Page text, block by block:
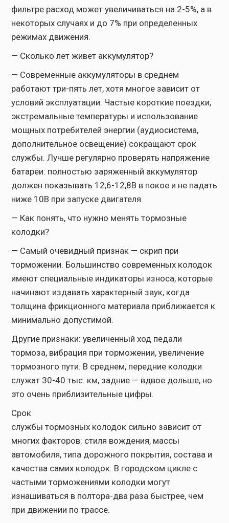
фильтре расход может увеличиваться на 2-5%, а в
некоторых случаях и до 7% при определенных
режимах движения.
— Сколько лет живет аккумулятор?
— Современные аккумуляторы в среднем
работают три-пять лет, хотя многое зависит от
условий эксплуатации. Частые короткие поездки,
экстремальные температуры и использование
мощных потребителей энергии (аудиосистема,
дополнительное освещение) сокращают срок
службы. Лучше регулярно проверять напряжение
батареи: полностью заряженный аккумулятор
должен показывать 12,6-12,8В в покое и не падать
ниже 10В при запуске двигателя.
— Как понять, что нужно менять тормозные
колодки?
— Самый очевидный признак — скрип при
торможении. Большинство современных колодок
имеют специальные индикаторы износа, которые
начинают издавать характерный звук, когда
толщина фрикционного материала приближается к
минимально допустимой.
Другие признаки: увеличенный ход педали
тормоза, вибрация при торможении, увеличение
тормозного пути. В среднем, передние колодки
служат 30-40 тыс. км, задние — вдвое дольше, но
это очень приблизительные цифры.
Срок
службы тормозных колодок сильно зависит от
многих факторов: стиля вождения, массы
автомобиля, типа дорожного покрытия, состава и
качества самих колодок. В городском цикле с
частыми торможениями колодки могут
изнашиваться в полтора-два раза быстрее, чем
при движении по трассе.